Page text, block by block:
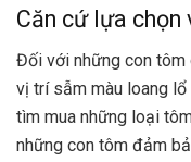
Căn cứ lựa chọn
Đối với những con tôm
vị trí sẫm màu loang lổ
tìm mua những loại
những con tôm đảm